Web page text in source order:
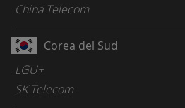
China Telecom
Corea del Sud
LGU+
SK Telecom